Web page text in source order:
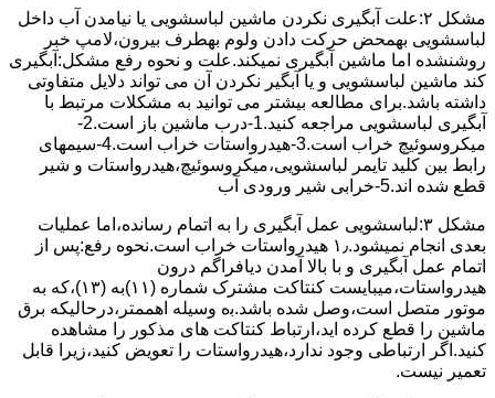
مشکل ۲:علت آبگیری نکردن ماشین لباسشویی یا نیامدن آب داخل
لباسشویی بهمحض ﺣﺮﮐﺖ دادن وﻟﻮم بهطرف ﺑﯿﺮون،ﻻﻣﭗ ﺧﺒﺮ
روشنشده اﻣﺎ ﻣﺎﺷﯿﻦ آﺑﮕﯿﺮی نمیکند.ﻋﻠﺖ و نحوه رﻓﻊ مشکل:آبگیری
کند ماشین لباسشویی و یا آبگیر نکردن آن می تواند دلایل متفاوتی
داشته باشد.برای مطالعه بیشتر می توانید به مشکلات مرتبط با
آبگیری لباسشویی مراجعه کنید.1-درب ﻣﺎﺷﯿﻦ ﺑﺎز اﺳﺖ.2-
ﻣﯿﮑﺮوﺳﻮﺋﯿﭻ ﺧﺮاب اﺳﺖ.3-ﻫﯿﺪرواﺳﺘﺎت ﺧﺮاب اﺳﺖ.4-سیمهای
راﺑﻂ ﺑﯿﻦ ﮐﻠﯿﺪ ﺗﺎﯾﻤﺮ لباسشویی،ﻣﯿﮑﺮوﺳﻮﺋﯿﭻ،ﻫﯿﺪرواﺳﺘﺎت و ﺷﯿﺮ
ﻗﻄﻊ ﺷﺪه اند.5-خرابی شیر ورودی آب
مشکل ۳:لباسشویی ﻋﻤﻞ آﺑﮕﯿﺮی را ﺑﻪ اﺗﻤﺎم رﺳﺎﻧﺪه،اﻣﺎ ﻋﻤﻠﯿﺎت
ﺑﻌﺪی اﻧﺠﺎم نمیشود.۱٫ ﻫﯿﺪرواﺳﺘﺎت ﺧﺮاب اﺳﺖ.نحوه رﻓﻊ:ﭘﺲ از
اﺗﻤﺎم عمل آﺑﮕﯿﺮی و ﺑﺎ ﺑﺎﻻ آﻣﺪن دﯾﺎﻓﺮاﮔﻢ درون
ﻫﯿﺪرواﺳﺘﺎت،میبایست ﮐﻨﺘﺎﮐﺖ ﻣﺸﺘﺮک شماره (۱۱)به (۱۳)،ﮐﻪ ﺑﻪ
ﻣﻮﺗﻮر ﻣﺘﺼﻞ اﺳﺖ،وﺻﻞ ﺷﺪه ﺑﺎﺷﺪ.ﺑه وسیله اهممتر،درحالیکه ﺑﺮق
ﻣﺎﺷﯿﻦ را ﻗﻄﻊ کرده اید،ارﺗﺒﺎط ﮐﻨﺘﺎﮐﺖ ﻫﺎی ﻣﺬﮐﻮر را ﻣﺸﺎﻫﺪه
کنید.اﮔﺮ ارﺗﺒﺎطی وجود ندارد،ﻫﯿﺪرواﺳﺘﺎت را ﺗﻌﻮﯾﺾ ﮐﻨﯿﺪ،زﯾﺮا قابل
ﺗﻌﻤﯿﺮ نیست.